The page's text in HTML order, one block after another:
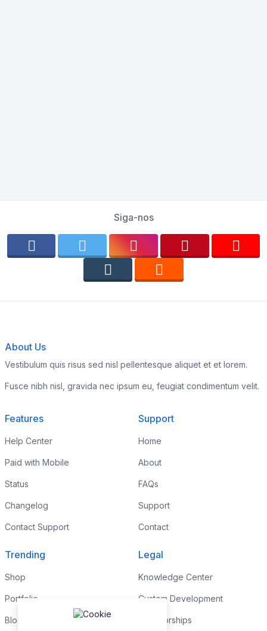
Siga-nos
About Us
Vestibulum quis risus sed nisl pellentesque aliquet et et lorem.
Fusce nibh nisl, gravida nec ipsum eu, feugiat condimentum velit.
Features
Help Center
Paid with Mobile
Status
Changelog
Contact Support
Support
Home
About
FAQs
Support
Contact
Trending
Shop
Portfolio
Blog
Legal
Knowledge Center
Custom Development
Sponsorships